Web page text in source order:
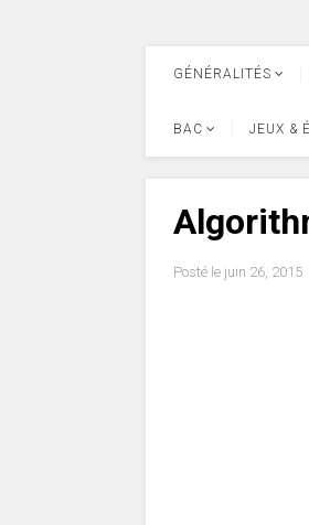
GÉNÉRALITÉS
BAC JEUX &
Posté le juin 26, 2015